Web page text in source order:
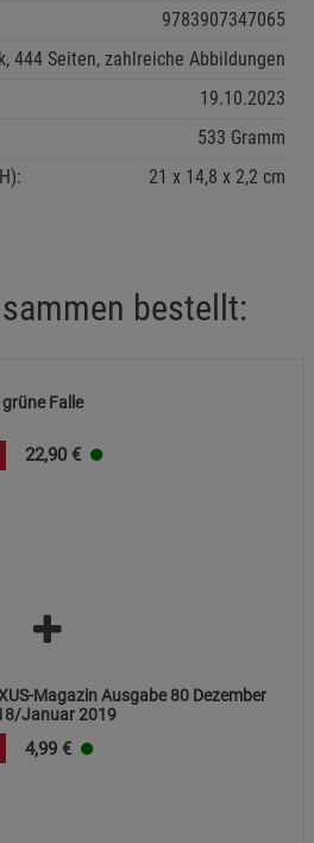
9783907347065
444 Seiten, zahlreiche Abbildungen
19.10.2023
533 Gramm
21 14,8 2,2 cm
bestellt:
grüne Falle
22,90 €
Magazin Ausgabe 80 Dezember
Januar 2019
4,99 €